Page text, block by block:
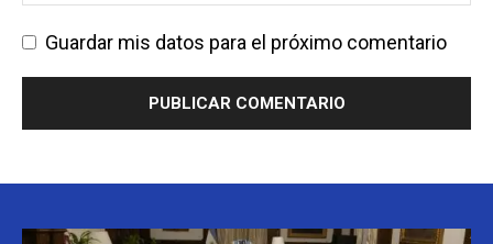
Guardar mis datos para el próximo comentario